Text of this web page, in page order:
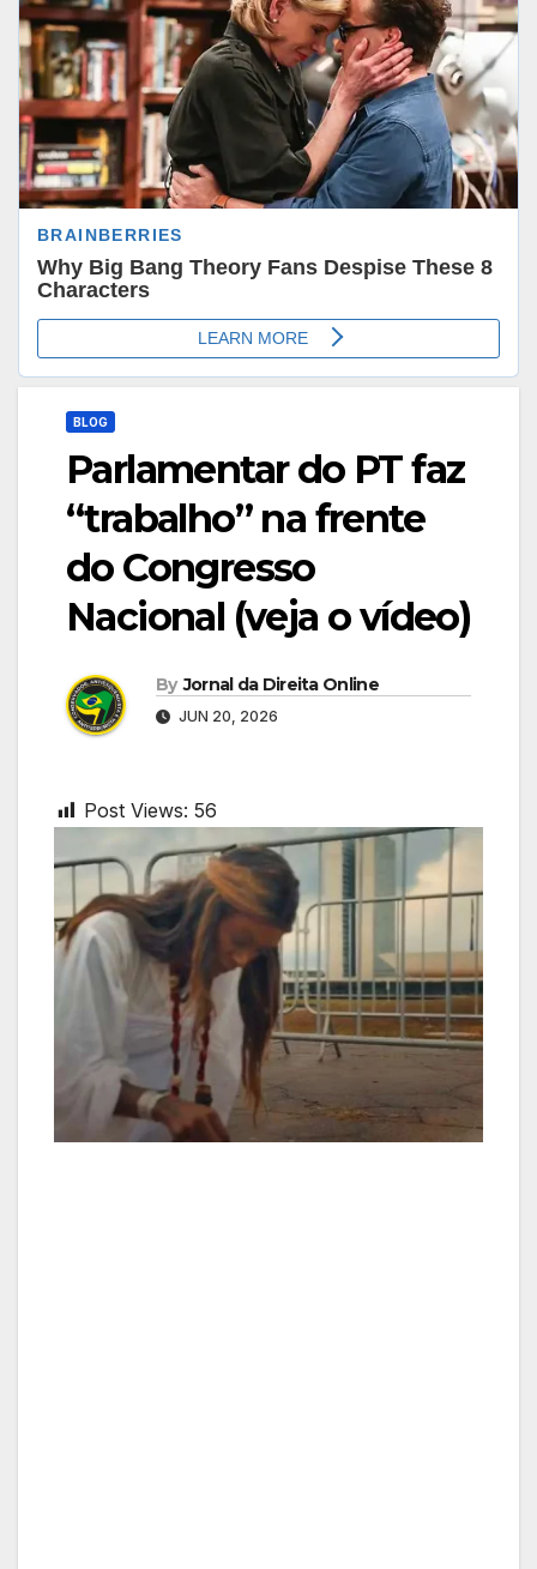
BLOG
Parlamentar do PT faz
“trabalho” na frente
do Congresso
Nacional (veja o vídeo)
By Jornal da Direita Online
JUN 20, 2026
Post Views: 56